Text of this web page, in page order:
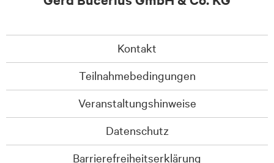
Kontakt
Teilnahmebedingungen
Veranstaltungshinweise
Datenschutz
Barrierefreiheitserklärung